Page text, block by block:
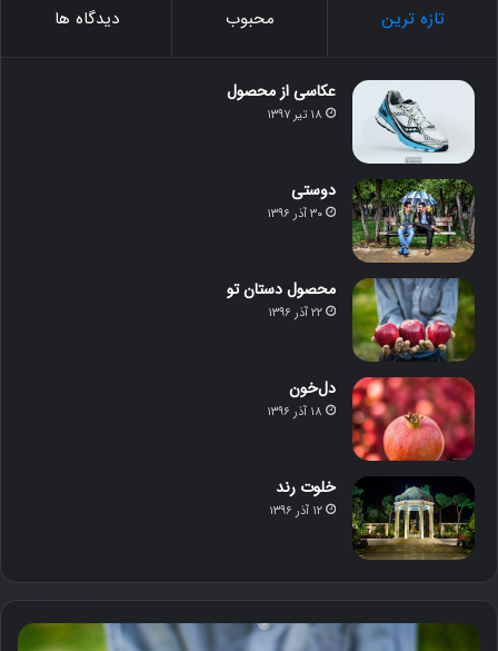
تازه ترین محبوب دیدگاه ها
عکاسی از محصول
۱۸ تیر ۱۳۹۷
دوستی
۳۰ آذر ۱۳۹۶
محصول دستان تو
۲۲ آذر ۱۳۹۶
دل‌خون
۱۸ آذر ۱۳۹۶
خلوت رند
۱۲ آذر ۱۳۹۶
د